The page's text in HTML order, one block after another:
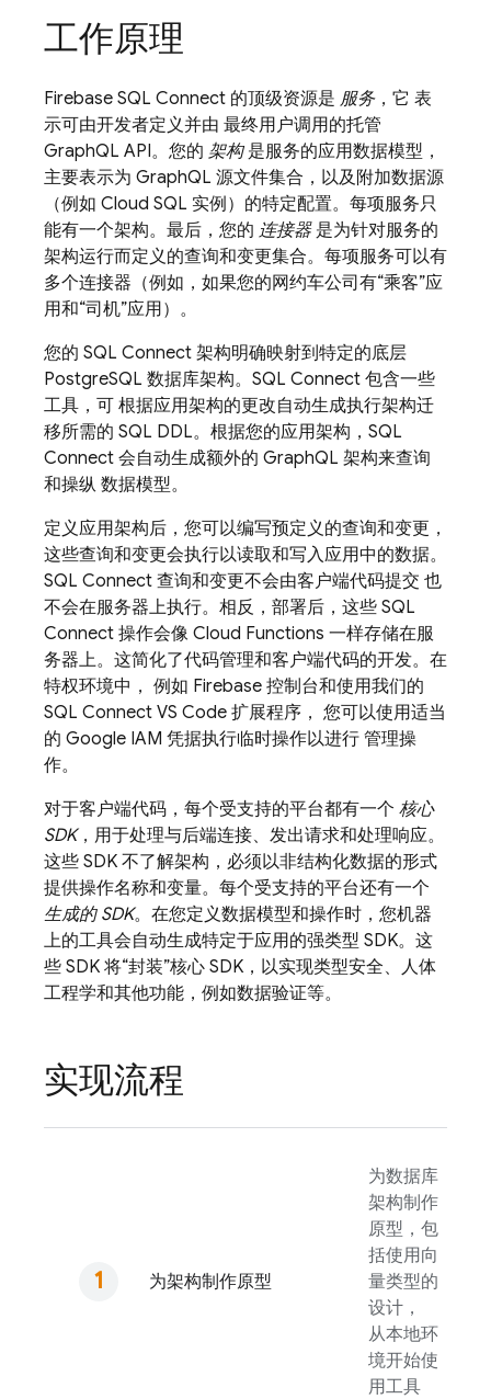
工作原理
Firebase SQL Connect 的顶级资源是 服务，它 表
示可由开发者定义并由 最终用户调用的托管
GraphQL API。您的 架构是服务的应用数据模型，
主要表示为 GraphQL 源文件集合，以及附加数据源
（例如 Cloud SQL 实例）的特定配置。每项服务只
能有一个架构。最后，您的 连接器是为针对服务的
架构运行而定义的查询和变更集合。每项服务可以有
多个连接器（例如，如果您的网约车公司有“乘客”应
用和“司机”应用）。
您的 SQL Connect 架构明确映射到特定的底层
PostgreSQL 数据库架构。 SQL Connect 包含一些
工具，可 根据应用架构的更改自动生成执行架构迁
移所需的 SQL DDL。根据您的应用架构， SQL
Connect 会自动生成额外的 GraphQL 架构来查询
和操纵 数据模型。
定义应用架构后，您可以编写预定义的查询和变更，
这些查询和变更会执行以读取和写入应用中的数据。
SQL Connect 查询和变更不会由客户端代码提交 也
不会在服务器上执行。相反，部署后，这些 SQL
Connect 操作会像 Cloud Functions 一样存储在服
务器上。这简化了代码管理和客户端代码的开发。在
特权环境中， 例如 Firebase 控制台和使用我们的
SQL Connect VS Code 扩展程序， 您可以使用适当
的 Google IAM 凭据执行临时操作以进行 管理操
作。
对于客户端代码，每个受支持的平台都有一个 核心
SDK，用于处理与后端连接、发出请求和处理响应。
这些 SDK 不了解架构，必须以非结构化数据的形式
提供操作名称和变量。每个受支持的平台还有一个
生成的 SDK。在您定义数据模型和操作时，您机器
上的工具会自动生成特定于应用的强类型 SDK。这
些 SDK 将“封装”核心 SDK，以实现类型安全、人体
工程学和其他功能，例如数据验证等。
实现流程
为架构制作原型
为数据库
架构制作
原型，包
括使用向
量类型的
设计，
从本地环
境开始使
用工具